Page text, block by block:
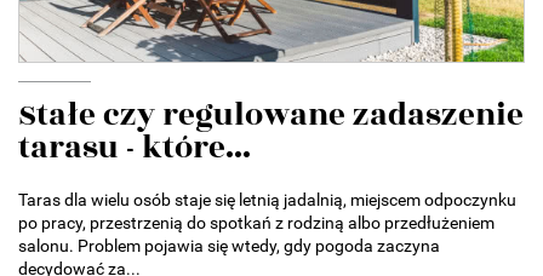
Stałe czy regulowane zadaszenie
tarasu - które...
Taras dla wielu osób staje się letnią jadalnią, miejscem odpoczynku
po pracy, przestrzenią do spotkań z rodziną albo przedłużeniem
salonu. Problem pojawia się wtedy, gdy pogoda zaczyna
decydować za...